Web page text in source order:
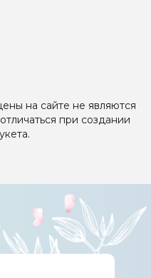
на сайте не являются
при создании